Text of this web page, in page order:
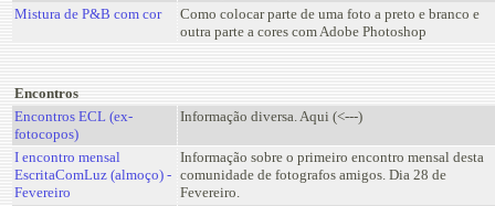
Mistura de P&B com cor
Como colocar parte de uma foto a preto e branco e
outra parte a cores com Adobe Photoshop
Encontros
Encontros ECL (ex-
fotocopos)
Informação diversa. Aqui (<---)
I encontro mensal
EscritaComLuz (almoço) -
Fevereiro
Informação sobre o primeiro encontro mensal desta
comunidade de fotografos amigos. Dia 28 de
Fevereiro.